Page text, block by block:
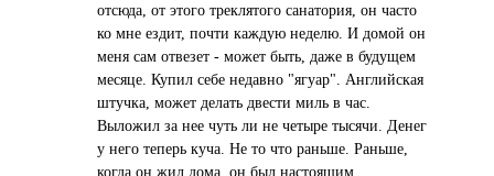
отсюда, от этого треклятого санатория, он часто
ко мне ездит, почти каждую неделю. И домой он
меня сам отвезет - может быть, даже в будущем
месяце. Купил себе недавно "ягуар". Английская
штучка, может делать двести миль в час.
Выложил за нее чуть ли не четыре тысячи. Денег
у него теперь куча. Не то что раньше. Раньше,
когда он жил дома, он был настоящим